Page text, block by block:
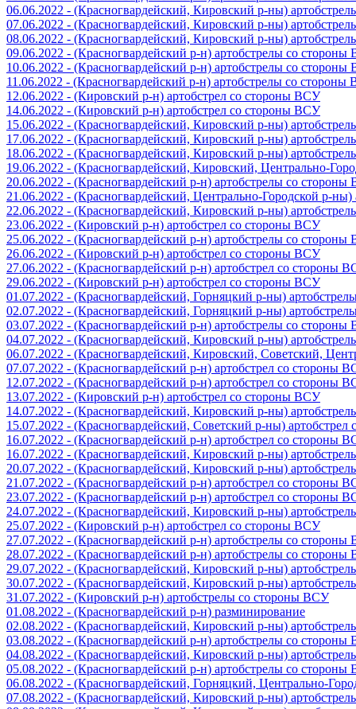
06.06.2022 - (Красногвардейский, Кировский р-ны)
07.06.2022 - (Красногвардейский, Кировский р-ны)
08.06.2022 - (Красногвардейский, Кировский р-ны)
09.06.2022 - (Красногвардейский р-н) артобстрелы со
10.06.2022 - (Красногвардейский р-н) артобстрелы со
11.06.2022 - (Красногвардейский р-н) артобстрелы со стороны
12.06.2022 - (Кировский р-н) артобстрел со стороны ВСУ
14.06.2022 - (Кировский р-н) артобстрел со стороны ВСУ
15.06.2022 - (Красногвардейский, Кировский р-ны)
17.06.2022 - (Красногвардейский, Кировский р-ны)
18.06.2022 - (Красногвардейский, Кировский р-ны)
19.06.2022 - (Красногвардейский, Кировский, Центрально-
20.06.2022 - (Красногвардейский р-н) артобстрелы со
21.06.2022 - (Красногвардейский, Центрально-Городской р-
22.06.2022 - (Красногвардейский, Кировский р-ны)
23.06.2022 - (Кировский р-н) артобстрел со стороны ВСУ
25.06.2022 - (Красногвардейский р-н) артобстрелы со
26.06.2022 - (Кировский р-н) артобстрел со стороны ВСУ
27.06.2022 - (Красногвардейский р-н) артобстрел со стороны
29.06.2022 - (Кировский р-н) артобстрел со стороны ВСУ
01.07.2022 - (Красногвардейский, Горняцкий р-ны)
02.07.2022 - (Красногвардейский, Горняцкий р-ны)
03.07.2022 - (Красногвардейский р-н) артобстрелы со
04.07.2022 - (Красногвардейский, Кировский р-ны)
06.07.2022 - (Красногвардейский, Кировский, Советский,
07.07.2022 - (Красногвардейский р-н) артобстрел со стороны
12.07.2022 - (Красногвардейский р-н) артобстрел со стороны
13.07.2022 - (Кировский р-н) артобстрел со стороны ВСУ
14.07.2022 - (Красногвардейский, Кировский р-ны)
15.07.2022 - (Красногвардейский, Советский р-ны)
16.07.2022 - (Красногвардейский р-н) артобстрел со стороны
16.07.2022 - (Красногвардейский, Кировский р-ны)
20.07.2022 - (Красногвардейский, Кировский р-ны)
21.07.2022 - (Красногвардейский р-н) артобстрел со стороны
23.07.2022 - (Красногвардейский р-н) артобстрел со стороны
24.07.2022 - (Красногвардейский, Кировский р-ны)
25.07.2022 - (Кировский р-н) артобстрел со стороны ВСУ
27.07.2022 - (Красногвардейский р-н) артобстрелы со
28.07.2022 - (Красногвардейский р-н) артобстрелы со
29.07.2022 - (Красногвардейский, Кировский р-ны)
30.07.2022 - (Красногвардейский, Кировский р-ны)
31.07.2022 - (Кировский р-н) артобстрелы со стороны ВСУ
01.08.2022 - (Красногвардейский р-н) разминирование
02.08.2022 - (Красногвардейский, Кировский р-ны)
03.08.2022 - (Красногвардейский р-н) артобстрелы со
04.08.2022 - (Красногвардейский, Кировский р-ны)
05.08.2022 - (Красногвардейский р-н) артобстрелы со
06.08.2022 - (Красногвардейский, Горняцкий, Центрально-
07.08.2022 - (Красногвардейский, Кировский р-ны)